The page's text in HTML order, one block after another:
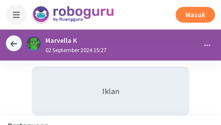
Masuk
Marvella K
02 September 2024 15:27
Iklan